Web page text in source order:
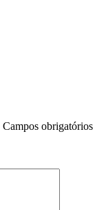
Campos obrigatórios